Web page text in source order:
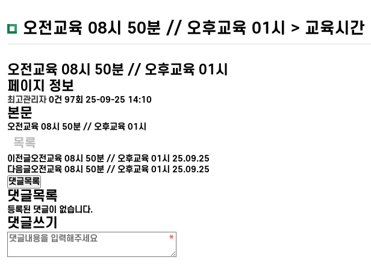
오전교육 08시 50분 // 오후교육 01시 > 교육시간
오전교육 08시 50분 // 오후교육 01시
페이지 정보
최고관리자 0건 97회 25-09-25 14:10
본문
오전교육 08시 50분 // 오후교육 01시
목록
이전글오전교육 08시 50분 // 오후교육 01시 25.09.25
다음글오전교육 08시 50분 // 오후교육 01시 25.09.25
댓글목록
댓글목록
등록된 댓글이 없습니다.
댓글쓰기